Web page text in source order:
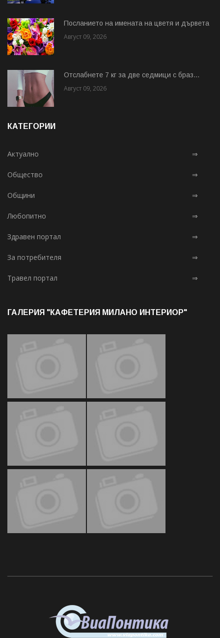
Посланието на имената на цветя и дървета
Август 09, 2026
Отслабнете 7 кг за две седмици с браз...
Август 09, 2026
КАТЕГОРИИ
Актуално ⇒
Общество ⇒
Общини ⇒
Любопитно ⇒
Здравен портал ⇒
За потребителя ⇒
Травел портал ⇒
ГАЛЕРИЯ "КАФЕТЕРИЯ МИЛАНО ИНТЕРИОР"